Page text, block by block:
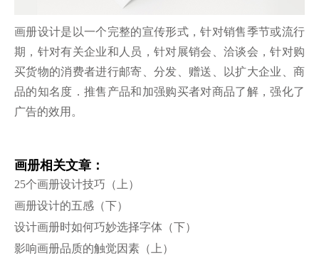
画册设计是以一个完整的宣传形式，针对销售季节或流行
期，针对有关企业和人员，针对展销会、洽谈会，针对购
买货物的消费者进行邮寄、分发、赠送、以扩大企业、商
品的知名度．推售产品和加强购买者对商品了解，强化了
广告的效用。
画册相关文章：
25个画册设计技巧（上）
画册设计的五感（下）
设计画册时如何巧妙选择字体（下）
影响画册品质的触觉因素（上）